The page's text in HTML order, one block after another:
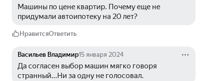
Машины по цене квартир. Почему еще не
придумали автоипотеку на 20 лет?
НравитсяОтветить
Васильев Владимир15 января 2024
Да согласен выбор машин мягко говоря
странный...Ни за одну не голосовал.